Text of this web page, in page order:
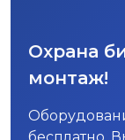
Охрана
монтаж!